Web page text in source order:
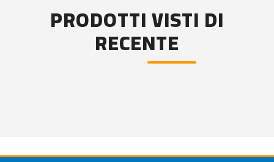
PRODOTTI VISTI DI
RECENTE